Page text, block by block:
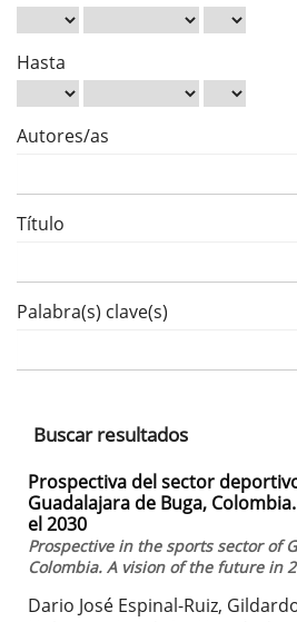
Hasta
Autores/as
Título
Palabra(s) clave(s)
Buscar resultados
Prospectiva del sector
Guadalajara de Buga,
el 2030
Prospective in the sports sector of
Colombia. A vision of the future in
Dario José Espinal-Ruiz,